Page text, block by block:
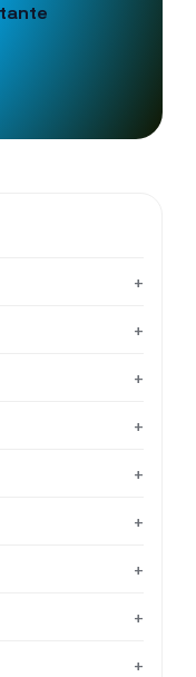
+
+
+
+
+
+
+
+
+